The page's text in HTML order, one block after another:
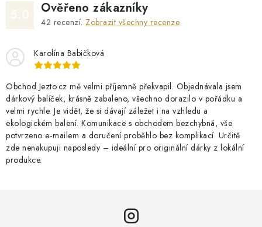
Ověřeno zákazníky
42 recenzí. Zobrazit všechny recenze
Karolína Babičková
Obchod Jezto.cz mě velmi příjemně překvapil. Objednávala jsem
dárkový balíček, krásně zabaleno, všechno dorazilo v pořádku a
velmi rychle. Je vidět, že si dávají záležet i na vzhledu a
ekologickém balení. Komunikace s obchodem bezchybná, vše
potvrzeno e‑mailem a doručení proběhlo bez komplikací. Určitě
zde nenakupuji naposledy – ideální pro originální dárky z lokální
produkce.